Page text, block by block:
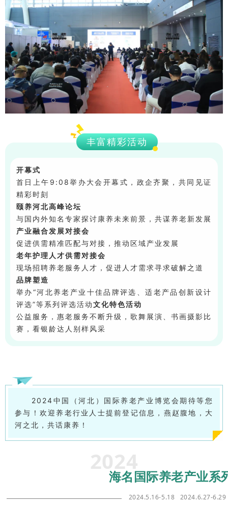
丰富精彩活动
开幕式
首日上午9:08举办大会开幕式，政企齐聚，共同见证
精彩时刻
颐养河北高峰论坛
与国内外知名专家探讨康养未来前景，共谋养老新发展
产业融合发展对接会
促进供需精准匹配与对接，推动区域产业发展
老年护理人才供需对接会
现场招聘养老服务人才，促进人才需求寻求破解之道
品牌塑造
举办“河北养老产业十佳品牌评选、适老产品创新设计
评选”等系列评选活动文化特色活动
公益服务，惠老服务不断升级，歌舞展演、书画摄影比
赛，看银龄达人别样风采
2024中国（河北）国际养老产业博览会期待等您
参与！欢迎养老行业人士提前登记信息，燕赵腹地，大
河之北，共话康养！
海名国际养老产业系
2024.5.16-5.18 2024.6.27-6.29